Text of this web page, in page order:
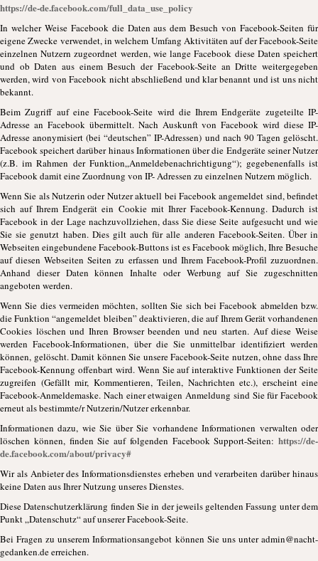
https://de-de.facebook.com/full_data_use_policy
In welcher Weise Facebook die Daten aus dem Besuch von Facebook-Seiten für
eigene Zwecke verwendet, in welchem Umfang Aktivitäten auf der Facebook-Seite
einzelnen Nutzern zugeordnet werden, wie lange Facebook diese Daten speichert
und ob Daten aus einem Besuch der Facebook-Seite an Dritte weitergegeben
werden, wird von Facebook nicht abschließend und klar benannt und ist uns nicht
bekannt.
Beim Zugriff auf eine Facebook-Seite wird die Ihrem Endgeräte zugeteilte IP-
Adresse an Facebook übermittelt. Nach Auskunft von Facebook wird diese IP-
Adresse anonymisiert (bei “deutschen” IP-Adressen) und nach 90 Tagen gelöscht.
Facebook speichert darüber hinaus Informationen über die Endgeräte seiner Nutzer
(z.B. im Rahmen der Funktion„Anmeldebenachrichtigung“); gegebenenfalls ist
Facebook damit eine Zuordnung von IP- Adressen zu einzelnen Nutzern möglich.
Wenn Sie als Nutzerin oder Nutzer aktuell bei Facebook angemeldet sind, befindet
sich auf Ihrem Endgerät ein Cookie mit Ihrer Facebook-Kennung. Dadurch ist
Facebook in der Lage nachzuvollziehen, dass Sie diese Seite aufgesucht und wie
Sie sie genutzt haben. Dies gilt auch für alle anderen Facebook-Seiten. Über in
Webseiten eingebundene Facebook-Buttons ist es Facebook möglich, Ihre Besuche
auf diesen Webseiten Seiten zu erfassen und Ihrem Facebook-Profil zuzuordnen.
Anhand dieser Daten können Inhalte oder Werbung auf Sie zugeschnitten
angeboten werden.
Wenn Sie dies vermeiden möchten, sollten Sie sich bei Facebook abmelden bzw.
die Funktion “angemeldet bleiben” deaktivieren, die auf Ihrem Gerät vorhandenen
Cookies löschen und Ihren Browser beenden und neu starten. Auf diese Weise
werden Facebook-Informationen, über die Sie unmittelbar identifiziert werden
können, gelöscht. Damit können Sie unsere Facebook-Seite nutzen, ohne dass Ihre
Facebook-Kennung offenbart wird. Wenn Sie auf interaktive Funktionen der Seite
zugreifen (Gefällt mir, Kommentieren, Teilen, Nachrichten etc.), erscheint eine
Facebook-Anmeldemaske. Nach einer etwaigen Anmeldung sind Sie für Facebook
erneut als bestimmte/r Nutzerin/Nutzer erkennbar.
Informationen dazu, wie Sie über Sie vorhandene Informationen verwalten oder
löschen können, finden Sie auf folgenden Facebook Support-Seiten: https://de-
de.facebook.com/about/privacy#
Wir als Anbieter des Informationsdienstes erheben und verarbeiten darüber hinaus
keine Daten aus Ihrer Nutzung unseres Dienstes.
Diese Datenschutzerklärung finden Sie in der jeweils geltenden Fassung unter dem
Punkt „Datenschutz“ auf unserer Facebook-Seite.
Bei Fragen zu unserem Informationsangebot können Sie uns unter admin@nacht-
gedanken.de erreichen.